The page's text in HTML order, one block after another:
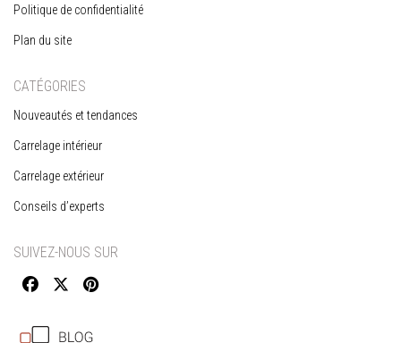
Politique de confidentialité
Plan du site
CATÉGORIES
Nouveautés et tendances
Carrelage intérieur
Carrelage extérieur
Conseils d’experts
SUIVEZ-NOUS SUR